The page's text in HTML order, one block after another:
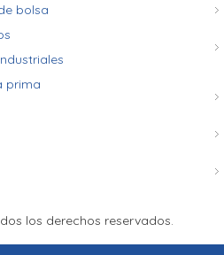
bolsa
prima
los derechos reservados.